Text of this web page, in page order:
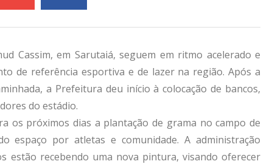
Cassim, em Sarutaiá, seguem em ritmo acelerado e
de referência esportiva e de lazer na região. Após a
a Prefeitura deu início à colocação de bancos,
do estádio.
os próximos dias a plantação de grama no campo de
espaço por atletas e comunidade. A administração
estão recebendo uma nova pintura, visando oferecer